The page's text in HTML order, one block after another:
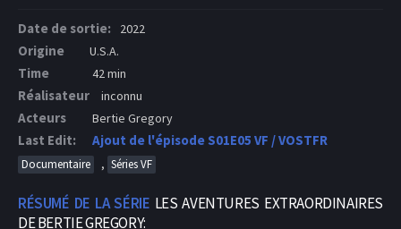
Date de sortie: 2022
Origine U.S.A.
Time 42 min
Réalisateur inconnu
Acteurs Bertie Gregory
Last Edit: Ajout de l'épisode S01E05 VF / VOSTFR
Documentaire , Séries VF
RÉSUMÉ DE LA SÉRIE LES AVENTURES EXTRAORDINAIRES
DE BERTIE GREGORY: